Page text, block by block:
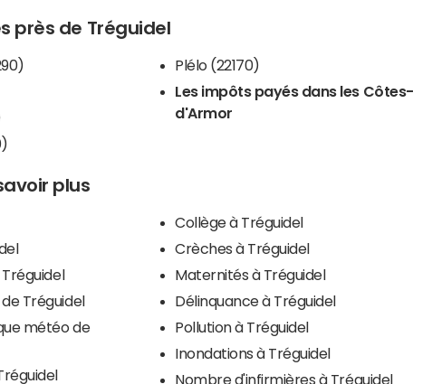
près de Tréguidel
Plélo (22170)
Les impôts payés dans les Côtes-
d'Armor
plus
Tréguidel
météo de
Collège à Tréguidel
Crèches à Tréguidel
Maternités à Tréguidel
Délinquance à Tréguidel
Pollution à Tréguidel
Inondations à Tréguidel
Nombre d'infirmières à Tréguidel